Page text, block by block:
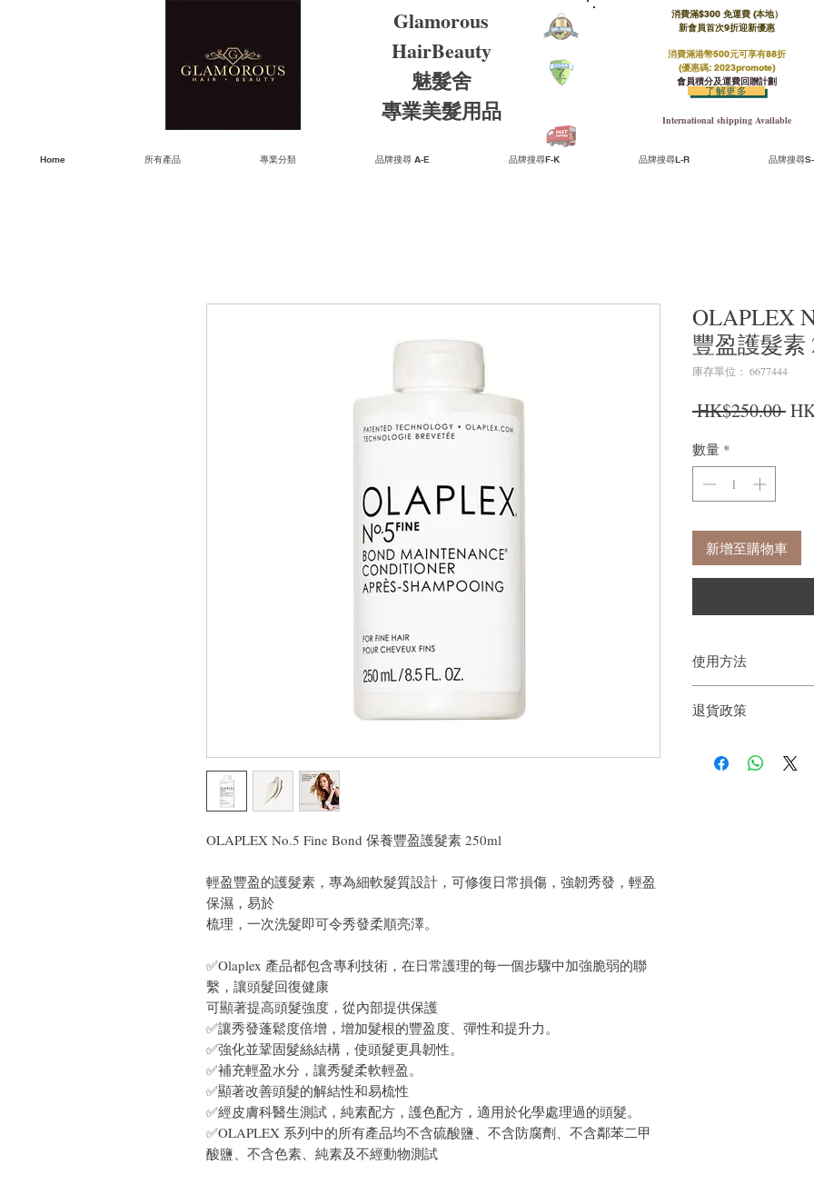
Glamorous
HairBeauty
魅髮舍
​​專業美髮用品
消費滿$300 免運費 (本地）​
新會員首次9折迎新優惠
消費滿港幣500元可享有88折
(優惠碼: 2023promote)
會員積分及運費回贈計劃
International shipping Available
了解更多
Home 所有產品 專業分類 品牌搜尋 A-E 品牌搜尋F-K 品牌搜尋L-R 品牌搜尋
OLAPLEX No.5 Fine Bond 保養豐盈護髮素 250ml
輕盈豐盈的護髮素，專為細軟髮質設計，可修復日常損傷，強韌秀發，輕盈
保濕，易於
梳理，一次洗髮即可令秀發柔順亮澤。
✅Olaplex 產品都包含專利技術，在日常護理的每一個步驟中加強脆弱的聯
繫，讓頭髮回復健康
可顯著提高頭髮強度，從內部提供保護
✅讓秀發蓬鬆度倍增，增加髮根的豐盈度、彈性和提升力。
✅強化並鞏固髮絲結構，使頭髮更具韌性。
✅補充輕盈水分，讓秀髮柔軟輕盈。
✅顯著改善頭髮的解結性和易梳性
✅經皮膚科醫生測試，純素配方，護色配方，適用於化學處理過的頭髮。
✅OLAPLEX 系列中的所有產品均不含硫酸鹽、不含防腐劑、不含鄰苯二甲
酸鹽、不含色素、純素及不經動物測試
OLAPLEX
豐盈護髮素
庫存單位： 6677444
HK$250.00 一
數量 *
新增至購物車
使用方法
100毫升：最多可使用
*基於平均每次使用5
退貨政策
戶。首先，您需要在